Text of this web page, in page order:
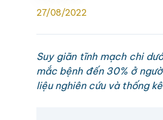
27/08/2022
Suy giãn tĩnh mạch chi
mắc bệnh đến 30% ở
liệu nghiên cứu và thống